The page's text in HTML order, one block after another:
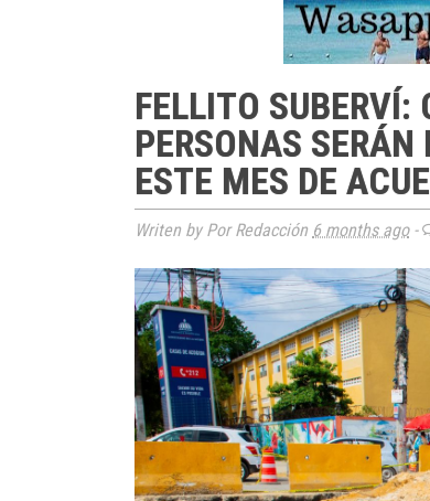
FELLITO SUBERVÍ:
PERSONAS
ESTE MES DE
Writen by Por Redacción 6 months ago-